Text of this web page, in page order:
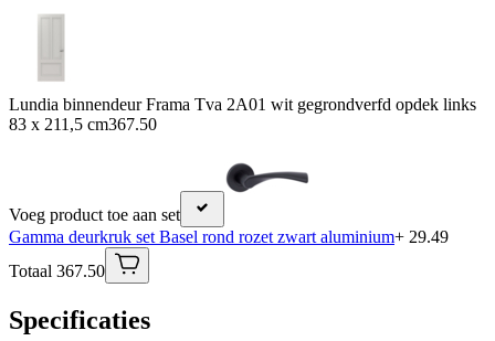
Lundia binnendeur Frama Tva 2A01 wit gegrondverfd opdek links
83 x 211,5 cm367.50
Voeg product toe aan set
Gamma deurkruk set Basel rond rozet zwart aluminium+ 29.49
Totaal 367.50
Specificaties